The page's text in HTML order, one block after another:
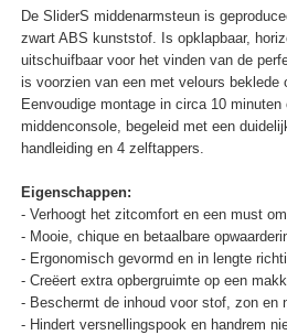
De SliderS middenarmsteun is
zwart ABS kunststof. Is opklapbaar,
uitschuifbaar voor het vinden van de
is voorzien van een met velours beklede
Eenvoudige montage in circa 10
middenconsole, begeleid met een
handleiding en 4 zelftappers.
Eigenschappen:
- Verhoogt het zitcomfort en een must
- Mooie, chique en betaalbare
- Ergonomisch gevormd en in lengte
- Creëert extra opbergruimte op een
- Beschermt de inhoud voor stof, zon en
- Hindert versnellingspook en handrem